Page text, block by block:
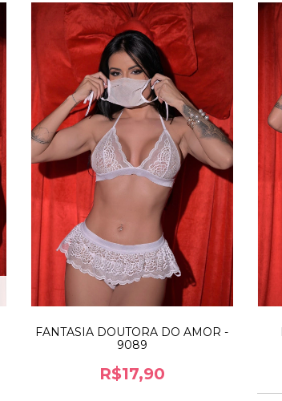
FANTASIA DOUTORA DO AMOR -
9089
R$17,90